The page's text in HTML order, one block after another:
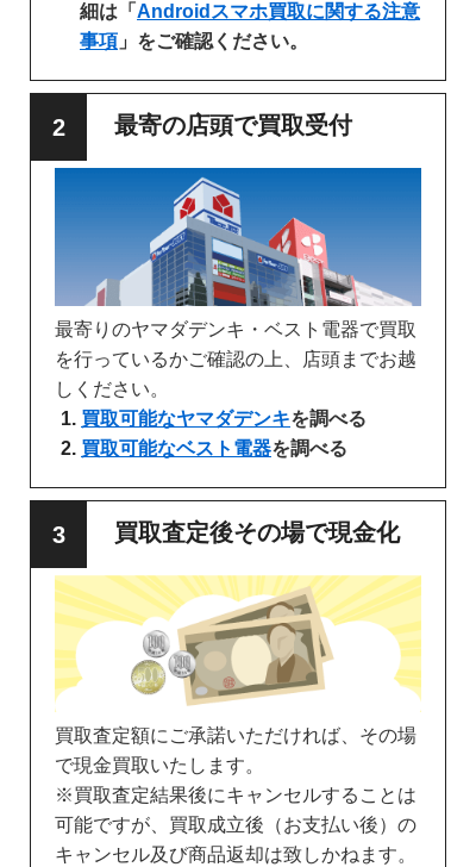
細は「 Androidスマホ買取に関する注意
事項 」をご確認ください。
最寄の店頭で買取受付
最寄りのヤマダデンキ・ベスト電器で買取
を行っているかご確認の上、店頭までお越
しください。
買取可能なヤマダデンキを調べる
買取可能なベスト電器を調べる
買取査定後その場で現金化
買取査定額にご承諾いただければ、その場
で現金買取いたします。
※買取査定結果後にキャンセルすることは
可能ですが、買取成立後（お支払い後）の
キャンセル及び商品返却は致しかねます。